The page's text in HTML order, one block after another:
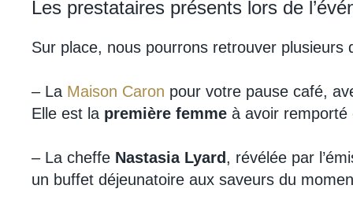
Les prestataires présents lors de
Sur place, nous pourrons retrouver
– La Maison Caron pour votre pause café,
Elle est la première femme à avoir remporté
– La cheffe Nastasia Lyard, révélée par
un buffet déjeunatoire aux saveurs du